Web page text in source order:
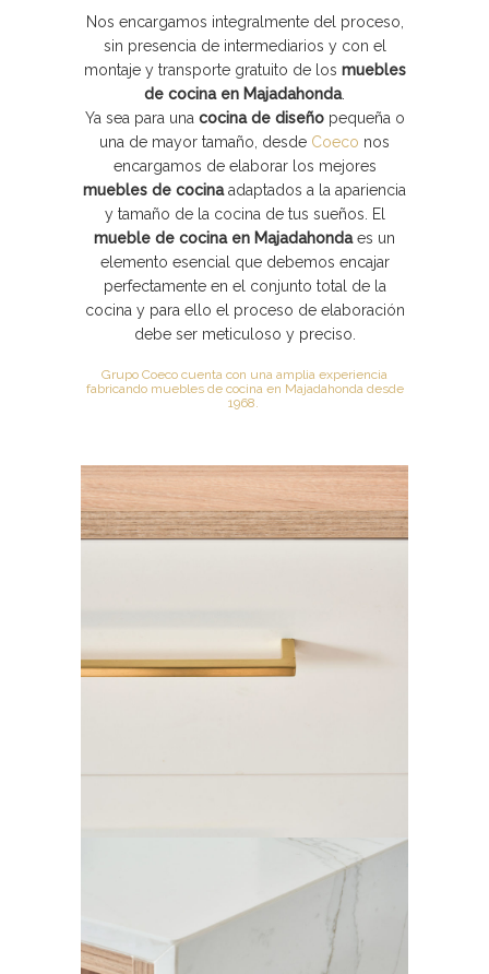
Nos encargamos integralmente del proceso,
sin presencia de intermediarios y con el
montaje y transporte gratuito de los muebles
de cocina en Majadahonda.
Ya sea para una cocina de diseñopequeña o
una de mayor tamaño, desde Coeco nos
encargamos de elaborar los mejores
muebles de cocinaadaptados a la apariencia
y tamaño de la cocina de tus sueños. El
mueble de cocina en Majadahondaes un
elemento esencial que debemos encajar
perfectamente en el conjunto total de la
cocina y para ello el proceso de elaboración
debe ser meticuloso y preciso.
Grupo Coeco cuenta con una amplia experiencia
fabricando muebles de cocina en Majadahonda desde
1968.